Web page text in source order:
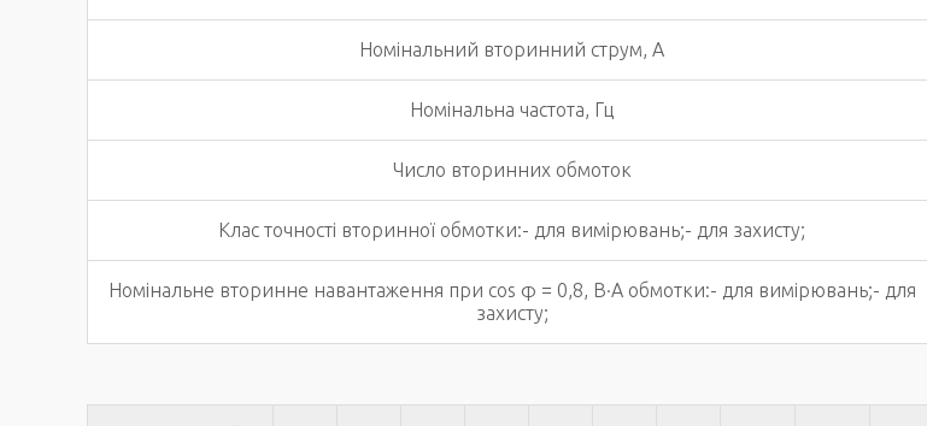
Номінальний вторинний струм, А
Номінальна частота, Гц
Число вторинних обмоток
Клас точності вторинної обмотки:- для вимірювань;- для захисту;
Номінальне вторинне навантаження при соs φ = 0,8, В·А обмотки:- для вимірювань;- для
захисту;